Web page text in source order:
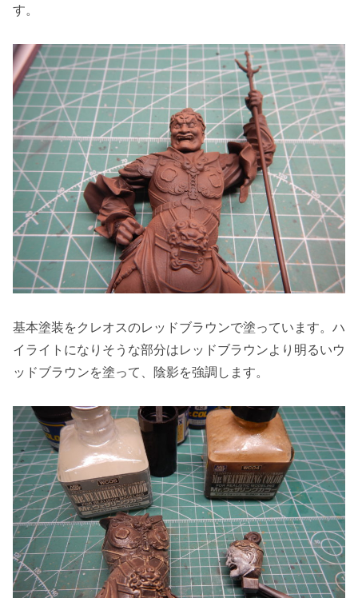
す。
基本塗装をクレオスのレッドブラウンで塗っています。ハ
イライトになりそうな部分はレッドブラウンより明るいウ
ッドブラウンを塗って、陰影を強調します。